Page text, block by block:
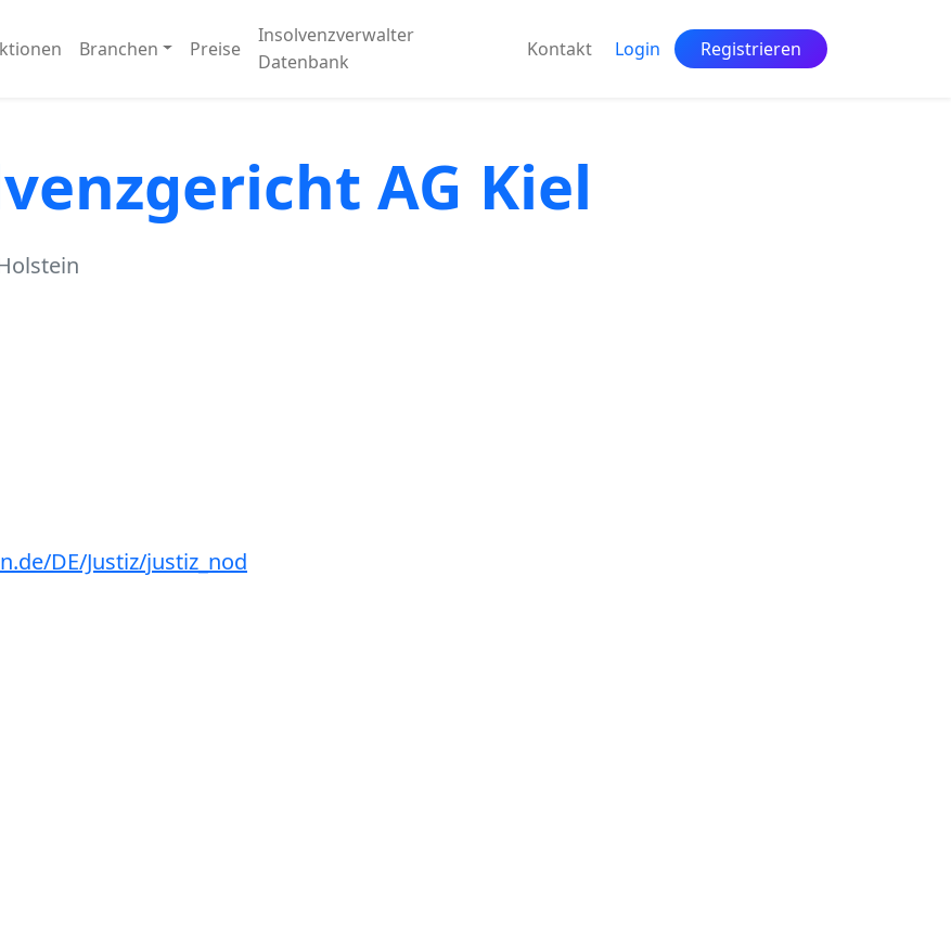
Branchen Preise
Insolvenzverwalter
Datenbank
Kontakt Login Registrieren
AG Kiel
DE/Justiz/justiz_nod